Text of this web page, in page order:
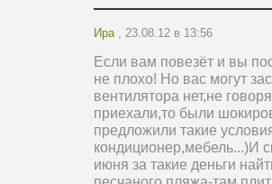
Ира , 23.08.12 в 13:56
Если вам повезёт и вы
не плохо! Но вас могут
вентилятора нет,не
приехали,то были
предложили такие
кондиционер,мебель...)И
июня за такие деньги